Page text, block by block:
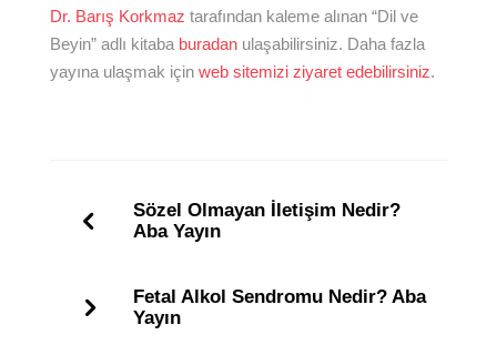
Dr. Barış Korkmaz tarafından kaleme alınan “Dil ve
Beyin” adlı kitaba buradanulaşabilirsiniz. Daha fazla
yayına ulaşmak için web sitemizi ziyaret edebilirsiniz.
Sözel Olmayan İletişim Nedir?
Aba Yayın
Fetal Alkol Sendromu Nedir? Aba
Yayın